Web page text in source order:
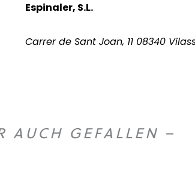
Espinaler, S.L.
Carrer de Sant Joan, 11 08340
AUCH GEFALLEN –